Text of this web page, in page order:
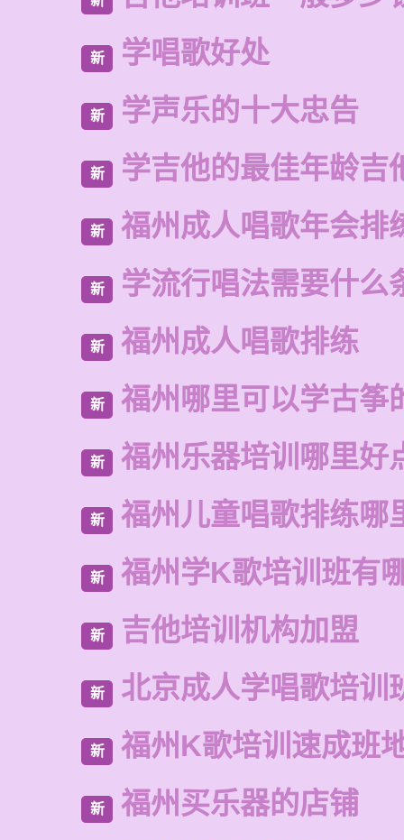
新 学唱歌好处
新 学声乐的十大忠告
新 学吉他的最佳年龄吉
新 福州成人唱歌年会排
新 学流行唱法需要什么
新 福州成人唱歌排练
新 福州哪里可以学古筝
新 福州乐器培训哪里好
新 福州儿童唱歌排练哪
新 福州学K歌培训班有
新 吉他培训机构加盟
新 北京成人学唱歌培训
新 福州K歌培训速成班
新 福州买乐器的店铺